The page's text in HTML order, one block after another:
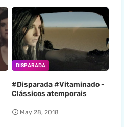
DISPARADA
#Disparada #Vitaminado -
Clássicos atemporais
May 28, 2018